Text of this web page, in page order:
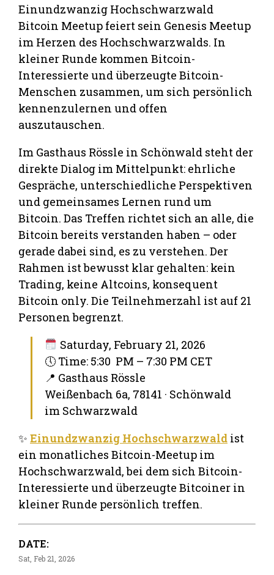
Einundzwanzig Hochschwarzwald
Bitcoin Meetup feiert sein Genesis Meetup
im Herzen des Hochschwarzwalds. In
kleiner Runde kommen Bitcoin-
Interessierte und überzeugte Bitcoin-
Menschen zusammen, um sich persönlich
kennenzulernen und offen
auszutauschen.
Im Gasthaus Rössle in Schönwald steht der
direkte Dialog im Mittelpunkt: ehrliche
Gespräche, unterschiedliche Perspektiven
und gemeinsames Lernen rund um
Bitcoin. Das Treffen richtet sich an alle, die
Bitcoin bereits verstanden haben – oder
gerade dabei sind, es zu verstehen. Der
Rahmen ist bewusst klar gehalten: kein
Trading, keine Altcoins, konsequent
Bitcoin only. Die Teilnehmerzahl ist auf 21
Personen begrenzt.
Saturday, February 21, 2026
🕔 Time: 5:30 PM – 7:30 PM CET
📍 Gasthaus Rössle
Weißenbach 6a, 78141 · Schönwald
im Schwarzwald
✨ Einundzwanzig Hochschwarzwald ist
ein monatliches Bitcoin-Meetup im
Hochschwarzwald, bei dem sich Bitcoin-
Interessierte und überzeugte Bitcoiner in
kleiner Runde persönlich treffen.
DATE:
Sat, Feb 21, 2026